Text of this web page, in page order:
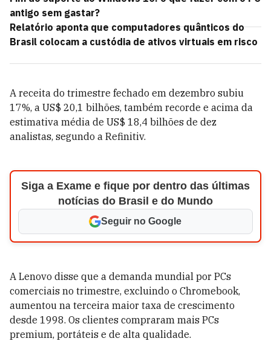
antigo sem gastar?
Relatório aponta que computadores quânticos do
Brasil colocam a custódia de ativos virtuais em risco
A receita do trimestre fechado em dezembro subiu
17%, a US$ 20,1 bilhões, também recorde e acima da
estimativa média de US$ 18,4 bilhões de dez
analistas, segundo a Refinitiv.
Siga a Exame e fique por dentro das últimas
notícias do Brasil e do Mundo
Seguir no Google
A Lenovo disse que a demanda mundial por PCs
comerciais no trimestre, excluindo o Chromebook,
aumentou na terceira maior taxa de crescimento
desde 1998. Os clientes compraram mais PCs
premium, portáteis e de alta qualidade.